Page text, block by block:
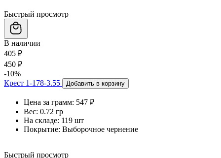
Быстрый просмотр
В наличии
405 ₽
450 ₽
-10%
Крест 1-178-3.55
Добавить в корзину
Цена за грамм: 547 ₽
Вес: 0.72 гр
На складе: 119 шт
Покрытие: Выборочное чернение
Быстрый просмотр